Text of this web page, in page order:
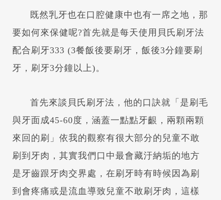
既然乳牙也在口腔健康中也有一席之地，那
要如何來保健呢?首先就是每天使用貝氏刷牙法
配合刷牙333 (3餐飯後要刷牙，飯後3分鐘要刷
牙，刷牙3分鐘以上)。
首先來談貝氏刷牙法，他的口訣就「是刷毛
與牙面成45-60度，涵蓋一點點牙齦，兩顆兩顆
來回的刷」依我的觀察有很大部分的兒童不敢
刷到牙肉，其實我們口中最會藏汙納垢的地方
是牙齒跟牙肉交界處，在刷牙時有時候因為刷
到會疼痛或是流血導致兒童不敢刷牙肉，這樣